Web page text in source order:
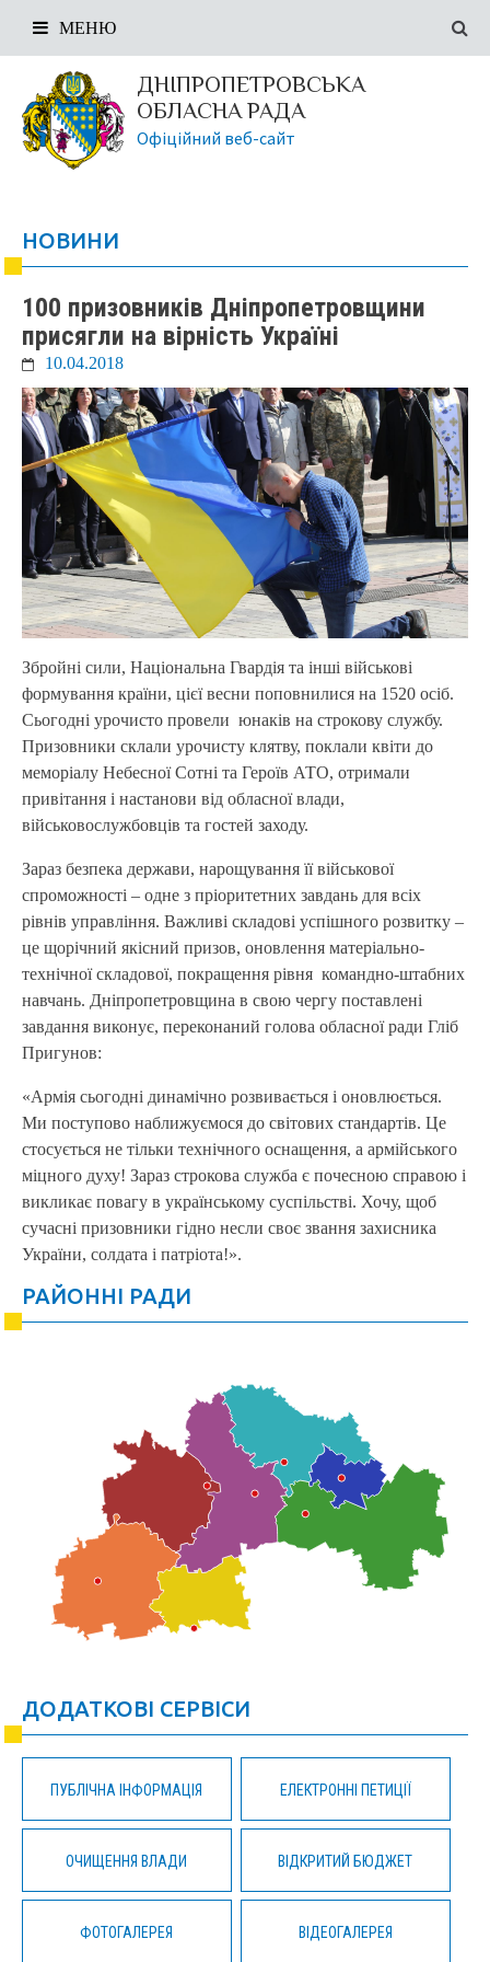
ДНІПРОПЕТРОВСЬКА
ОБЛАСНА РАДА
Офіційний веб-сайт
МЕНЮ
НОВИНИ
100 призовників Дніпропетровщини
присягли на вірність Україні
10.04.2018
Збройні сили, Національна Гвардія та інші військові
формування країни, цієї весни поповнилися на 1520 осіб.
Сьогодні урочисто провели юнаків на строкову службу.
Призовники склали урочисту клятву, поклали квіти до
меморіалу Небесної Сотні та Героїв АТО, отримали
привітання і настанови від обласної влади,
військовослужбовців та гостей заходу.
Зараз безпека держави, нарощування її військової
спроможності – одне з пріоритетних завдань для всіх
рівнів управління. Важливі складові успішного розвитку –
це щорічний якісний призов, оновлення матеріально-
технічної складової, покращення рівня командно-штабних
навчань. Дніпропетровщина в свою чергу поставлені
завдання виконує, переконаний голова обласної ради Гліб
Пригунов:
«Армія сьогодні динамічно розвивається і оновлюється.
Ми поступово наближуємося до світових стандартів. Це
стосується не тільки технічного оснащення, а армійського
міцного духу! Зараз строкова служба є почесною справою і
викликає повагу в українському суспільстві. Хочу, щоб
сучасні призовники гідно несли своє звання захисника
України, солдата і патріота!».
РАЙОННІ РАДИ
ДОДАТКОВІ СЕРВІСИ
ПУБЛІЧНА ІНФОРМАЦІЯ ЕЛЕКТРОННІ ПЕТИЦІЇ
ОЧИЩЕННЯ ВЛАДИ ВІДКРИТИЙ БЮДЖЕТ
ФОТОГАЛЕРЕЯ ВІДЕОГАЛЕРЕЯ